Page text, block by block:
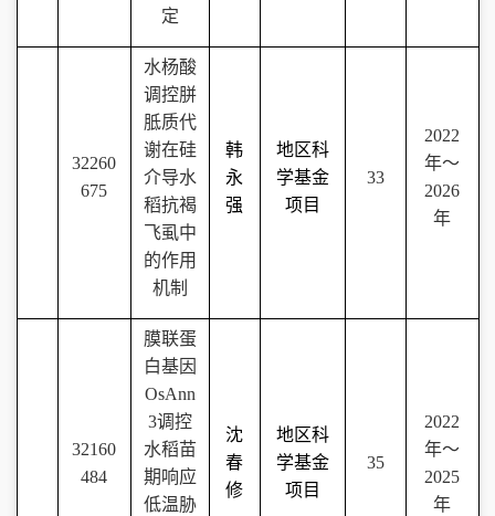
定
32260
675
水杨酸
调控胼
胝质代
谢在硅
介导水
稻抗褐
飞虱中
的作用
机制
韩
永
强
地区科
学基金
项目
33
2022
年～
2026
年
32160
484
膜联蛋
白基因
OsAnn
3调控
水稻苗
期响应
低温胁
沈
春
修
地区科
学基金
项目
35
2022
年～
2025
年